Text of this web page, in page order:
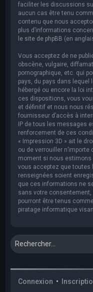
faciliter les discussions
aucun cas être tenu
contenu que nous
plus d’informations
le site de phpBB (en
Vous acceptez de ne
obscène, vulgaire,
pornographique, etc. qui
pays, du pays dans lequel
hébergé ou encore la loi
ces dispositions, vous
et définitif et nous nous
fournisseur d’accès à
IP de tous les messages
renforcement de ces
« Impression 3D » ait le
ou de verrouiller
moment si nous estimons
vous acceptez que toutes
renseignées soient
que ces informations ne
sans votre consentement,
pourront être tenus
piratage informatique
Connexion •